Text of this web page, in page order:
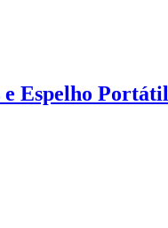
Espelho Portátil